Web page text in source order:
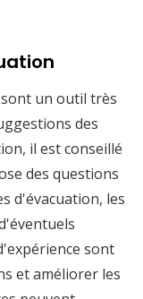
un outil très
des
il est conseillé
des questions
d'évacuation, les
sont
et améliorer les